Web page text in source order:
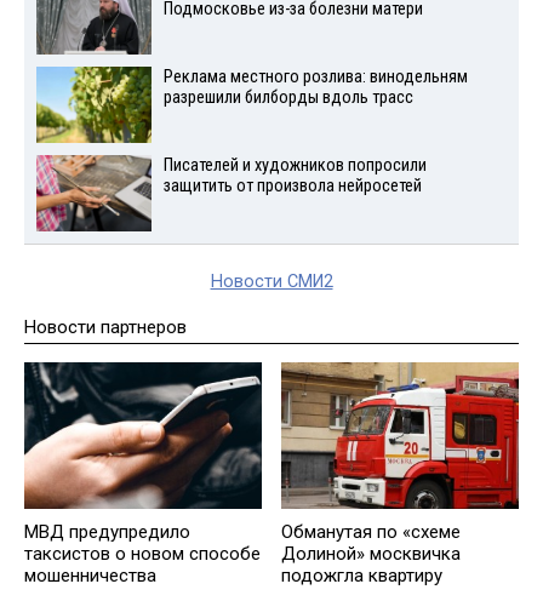
Подмосковье из-за болезни матери
Реклама местного розлива: винодельням
разрешили билборды вдоль трасс
Писателей и художников попросили
защитить от произвола нейросетей
Новости СМИ2
Новости партнеров
МВД предупредило
таксистов о новом способе
мошенничества
Обманутая по «схеме
Долиной» москвичка
подожгла квартиру